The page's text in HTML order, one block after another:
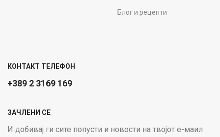
Блог и рецепти
КОНТАКТ ТЕЛЕФОН
+389 2 3169 169
ЗАЧЛЕНИ СЕ
И добивај ги сите попусти и новости на твојот е-маил